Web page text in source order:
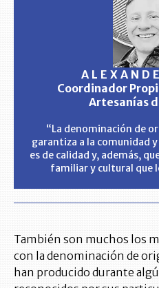
Coordinador
Artesanías
“La denominación de
garantiza a la comunidad
es de calidad y, además,
familiar y cultural que
También son muchos los
con la denominación de
han producido durante